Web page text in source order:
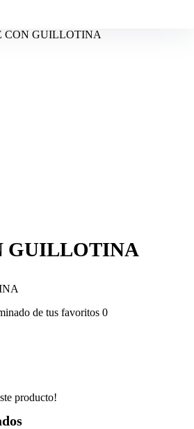
CON GUILLOTINA
GUILLOTINA
de tus favoritos 0
producto!